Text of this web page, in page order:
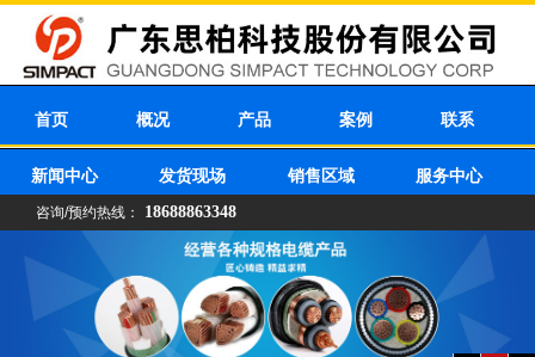
首页 概况 产品 案例 联系
新闻中心 发货现场 销售区域 服务中心
咨询/预约热线： 18688863348